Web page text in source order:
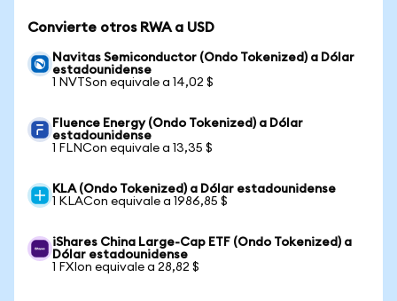
Convierte otros RWA a USD
Navitas Semiconductor (Ondo Tokenized) a Dólar
estadounidense
1 NVTSon equivale a 14,02 $
Fluence Energy (Ondo Tokenized) a Dólar
estadounidense
1 FLNCon equivale a 13,35 $
KLA (Ondo Tokenized) a Dólar estadounidense
1 KLACon equivale a 1986,85 $
iShares China Large-Cap ETF (Ondo Tokenized) a
Dólar estadounidense
1 FXIon equivale a 28,82 $